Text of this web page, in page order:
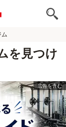
を見つけ